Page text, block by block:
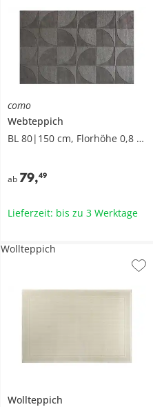
como
Webteppich
BL 80|150 cm, Florhöhe 0,8 cm
ab 79,49
Lieferzeit: bis zu 3 Werktage
Wollteppich
Wollteppich